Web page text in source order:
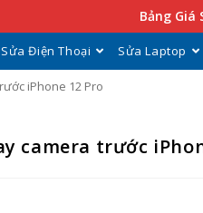
Bảng Giá
Sửa Điện Thoại Sửa Laptop
iPhone 12 Pro
camera trước